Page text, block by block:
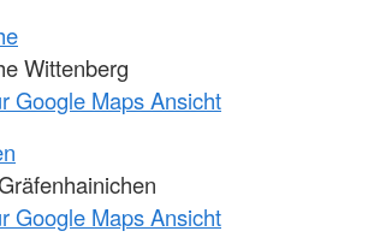
Wittenberg
Google Maps Ansicht
Google Maps Ansicht